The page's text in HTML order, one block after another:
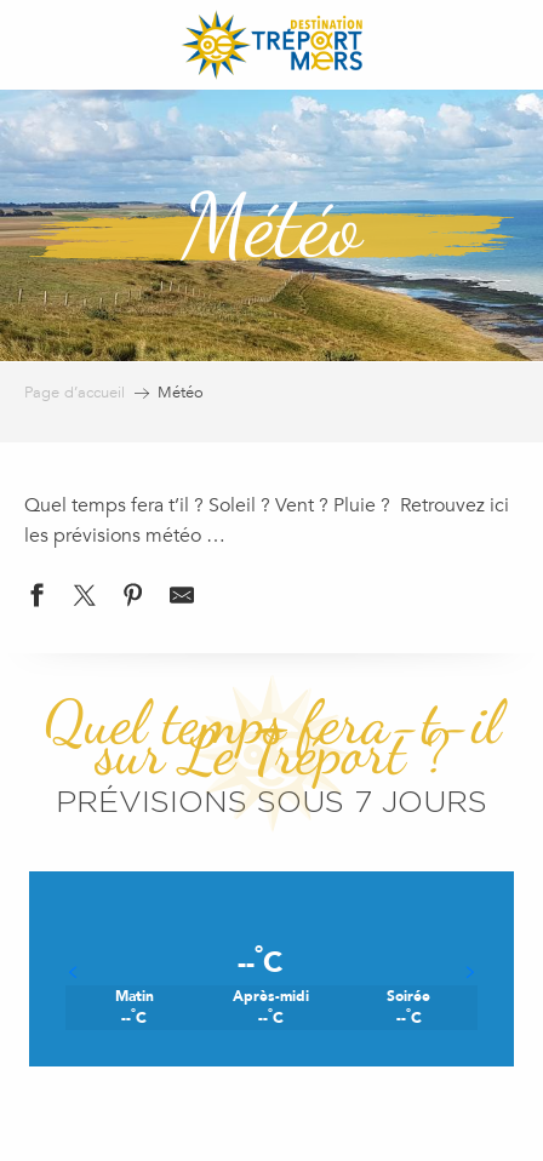
principal
Météo
Page d’accueil Météo
Quel temps fera t’il ? Soleil ? Vent ? Pluie ? Retrouvez ici
les prévisions météo …
Quel temps fera-t-il
sur Le Tréport ?
PRÉVISIONS SOUS 7 JOURS
--°C
Matin
--°C
Après-midi
--°C
Soirée
--°C